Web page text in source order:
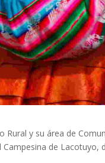
Rural y su área de
de Lacotuyo,